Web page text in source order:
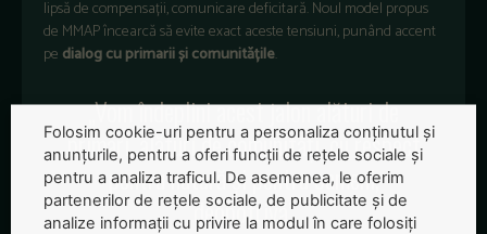
lipsă de compensații, comunicare deficitară. Noul model propus
de MMAP încearcă să evite exact aceste tensiuni, punând accent
pe dialog cu primarii și comunitățile.
„Vom îndeplini acest jalon alături de
primari, alături de comunități, cu respect
pentru natură și pentru oameni,
deopotrivă”
Folosim cookie-uri pentru a personaliza conținutul și
anunțurile, pentru a oferi funcții de rețele sociale și
pentru a analiza traficul. De asemenea, le oferim
partenerilor de rețele sociale, de publicitate și de
analize informații cu privire la modul în care folosiți